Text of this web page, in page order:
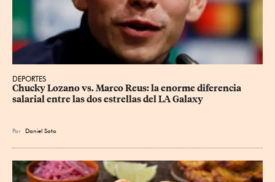
DEPORTES
Chucky Lozano vs. Marco Reus: la enorme diferencia
salarial entre las dos estrellas del LA Galaxy
Por Daniel Soto